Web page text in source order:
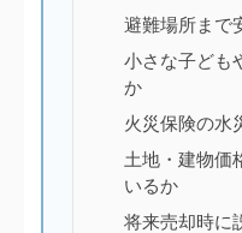
避難場所まで
小さな子ども
か
火災保険の水
土地・建物価
いるか
将来売却時に